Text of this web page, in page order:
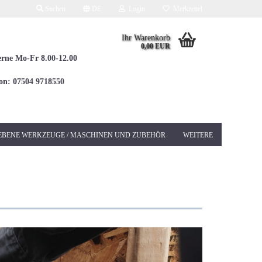
Mo-Fr 8.00-12.00
07504 9718550
Ihr Warenkorb
0,00 EUR
WERKZEUGE / MASCHINEN UND ZUBEHÖR WEITERE
Sanierungsschleifer